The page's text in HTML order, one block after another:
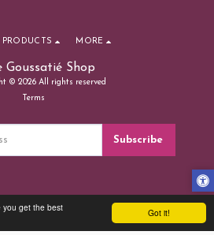
Got it!
you get the best
Goussatié Shop
© 2026 All rights reserved
Terms
PRODUCTS MORE
Subscribe